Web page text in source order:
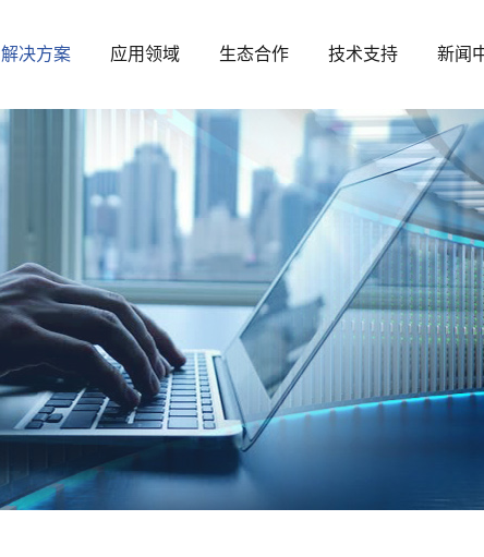
解决方案 应用领域 生态合作 技术支持 新闻